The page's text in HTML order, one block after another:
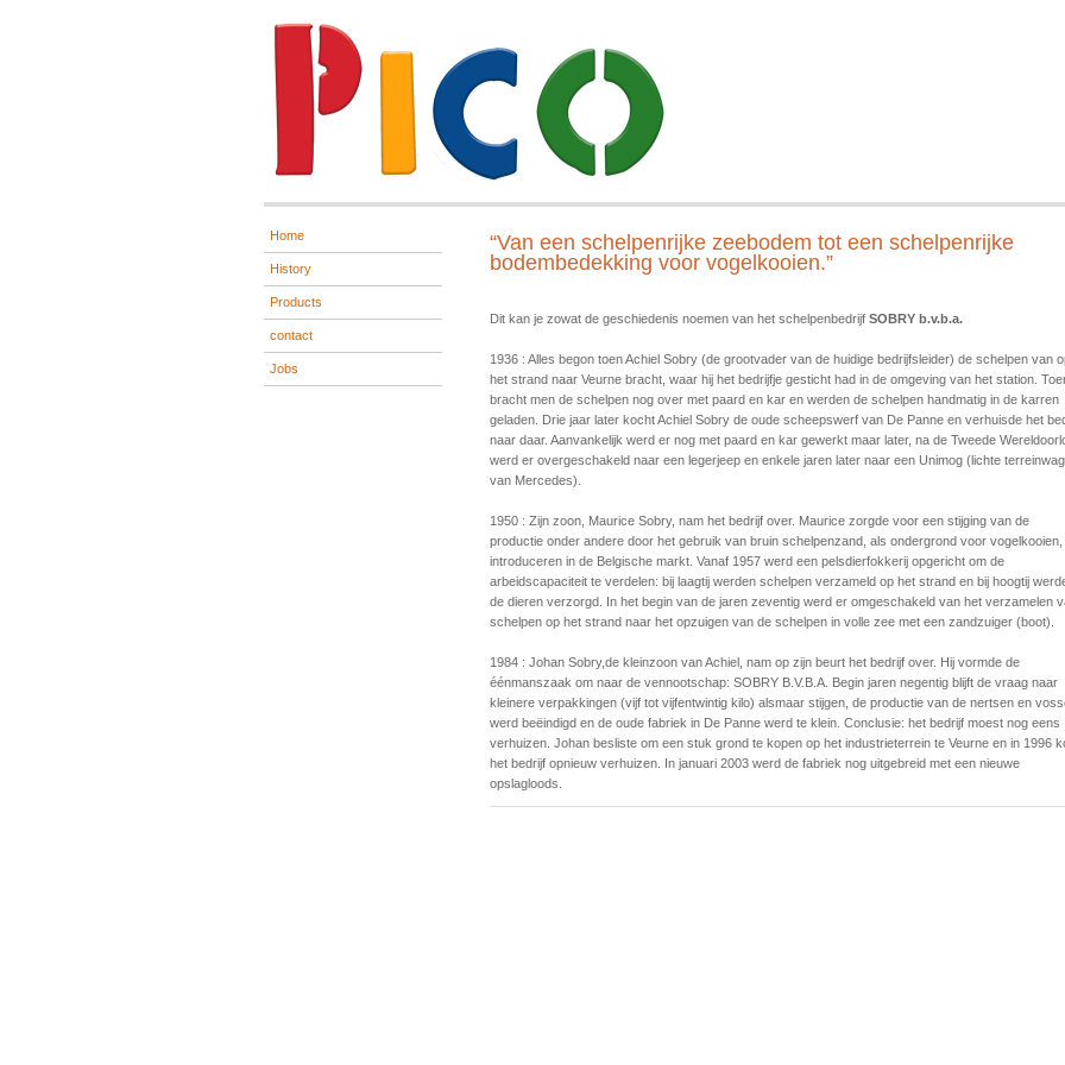
Home
History
Products
contact
Jobs
“Van een schelpenrijke zeebodem tot een schelpenrijke
bodembedekking voor vogelkooien.”
Dit kan je zowat de geschiedenis noemen van het schelpenbedrijf SOBRY b.v.b.a.
1936 : Alles begon toen Achiel Sobry (de grootvader van de huidige bedrijfsleider) de schelpen van
het strand naar Veurne bracht, waar hij het bedrijfje gesticht had in de omgeving van het station.
bracht men de schelpen nog over met paard en kar en werden de schelpen handmatig in de karren
geladen. Drie jaar later kocht Achiel Sobry de oude scheepswerf van De Panne en verhuisde het
naar daar. Aanvankelijk werd er nog met paard en kar gewerkt maar later, na de Tweede
werd er overgeschakeld naar een legerjeep en enkele jaren later naar een Unimog (lichte
van Mercedes).
1950 : Zijn zoon, Maurice Sobry, nam het bedrijf over. Maurice zorgde voor een stijging van de
productie onder andere door het gebruik van bruin schelpenzand, als ondergrond voor vogelkooien,
introduceren in de Belgische markt. Vanaf 1957 werd een pelsdierfokkerij opgericht om de
arbeidscapaciteit te verdelen: bij laagtij werden schelpen verzameld op het strand en bij hoogtij
de dieren verzorgd. In het begin van de jaren zeventig werd er omgeschakeld van het verzamelen
schelpen op het strand naar het opzuigen van de schelpen in volle zee met een zandzuiger (boot).
1984 : Johan Sobry,de kleinzoon van Achiel, nam op zijn beurt het bedrijf over. Hij vormde de
éénmanszaak om naar de vennootschap: SOBRY B.V.B.A. Begin jaren negentig blijft de vraag naar
kleinere verpakkingen (vijf tot vijfentwintig kilo) alsmaar stijgen, de productie van de nertsen en
werd beëindigd en de oude fabriek in De Panne werd te klein. Conclusie: het bedrijf moest nog eens
verhuizen. Johan besliste om een stuk grond te kopen op het industrieterrein te Veurne en in 1996
het bedrijf opnieuw verhuizen. In januari 2003 werd de fabriek nog uitgebreid met een nieuwe
opslagloods.